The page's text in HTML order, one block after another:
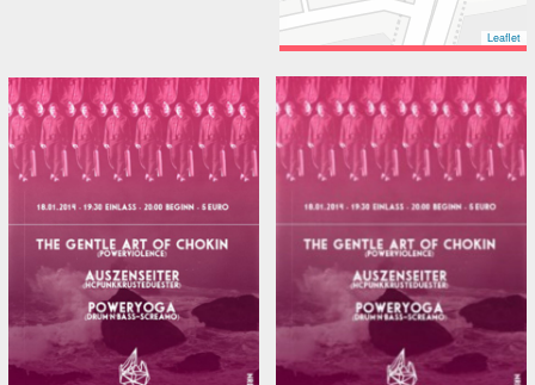
Leaflet